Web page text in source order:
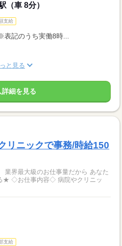
（車 8分）
支給
表記のうち実働8時...
と見る
詳細を見る
リニックで事務/時給150
業界最大級のお仕事量だから あなた
ニッ
支給